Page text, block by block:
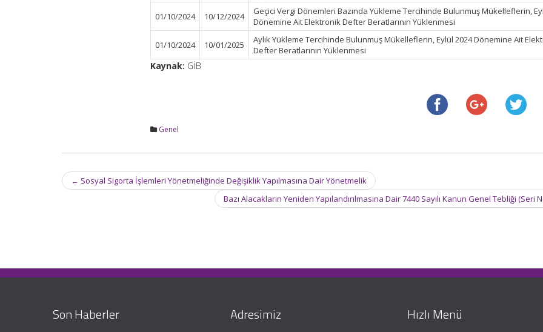
01/10/2024 10/12/2024
Geçici Vergi Dönemleri Bazında Yükleme Tercihinde Bulunmuş Mükelleflerin,
Dönemine Ait Elektronik Defter Beratlarının Yüklenmesi
01/10/2024 10/01/2025
Aylık Yükleme Tercihinde Bulunmuş Mükelleflerin, Eylül 2024 Dönemine Ait
Defter Beratlarının Yüklenmesi
Kaynak: GİB
Genel
Post
navigation
← Sosyal Sigorta İşlemleri Yönetmeliğinde Değişiklik Yapılmasına Dair Yönetmelik
Bazı Alacakların Yeniden Yapılandırılmasına Dair 7440 Sayılı Kanun Genel Tebliği (Seri
Son Haberler Adresimiz Hızlı Menü